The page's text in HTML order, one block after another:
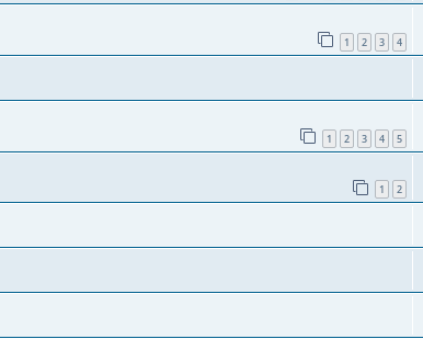
1 2 3 4
1 2 3 4 5
1 2